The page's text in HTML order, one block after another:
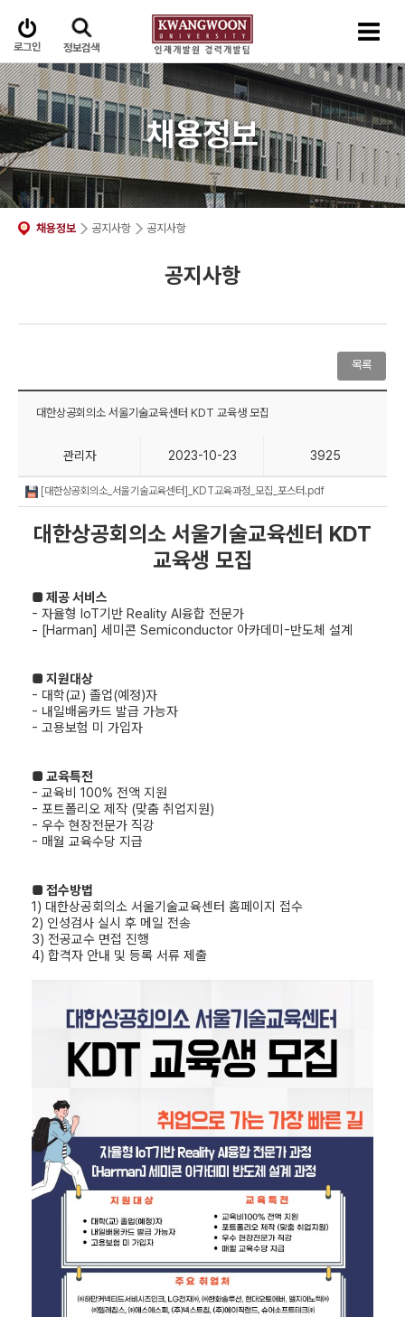
로그인 정보검색
채용정보
채용정보 공지사항 공지사항
공지사항
목록
대한상공회의소 서울기술교육센터 KDT 교육생 모집
관리자 2023-10-23 3925
[대한상공회의소_서울기술교육센터]_KDT교육과정_모집_포스터.pdf
대한상공회의소 서울기술교육센터 KDT
교육생 모집
■ 제공 서비스
- 자율형 IoT기반 Reality AI융합 전문가
- [Harman] 세미콘 Semiconductor 아카데미-반도체 설계
■ 지원대상
- 대학(교) 졸업(예정)자
- 내일배움카드 발급 가능자
- 고용보험 미 가입자
■ 교육특전
- 교육비 100% 전액 지원
- 포트폴리오 제작 (맞춤 취업지원)
- 우수 현장전문가 직강
- 매월 교육수당 지급
■ 접수방법
1) 대한상공회의소 서울기술교육센터 홈페이지 접수
2) 인성검사 실시 후 메일 전송
3) 전공교수 면접 진행
4) 합격자 안내 및 등록 서류 제출